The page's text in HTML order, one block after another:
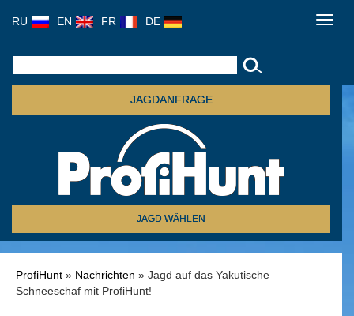
RU EN FR DE
JAGDANFRAGE
JAGD WÄHLEN
ProfiHunt » Nachrichten » Jagd auf das Yakutische
Schneeschaf mit ProfiHunt!